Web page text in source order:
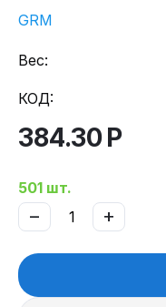
GRM
Вес:
КОД:
384.30Р
501 шт.
+
−